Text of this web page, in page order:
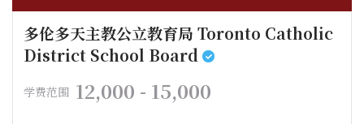
多伦多天主教公立教育局 Toronto Catholic
District School Board
学费范围 12,000 - 15,000